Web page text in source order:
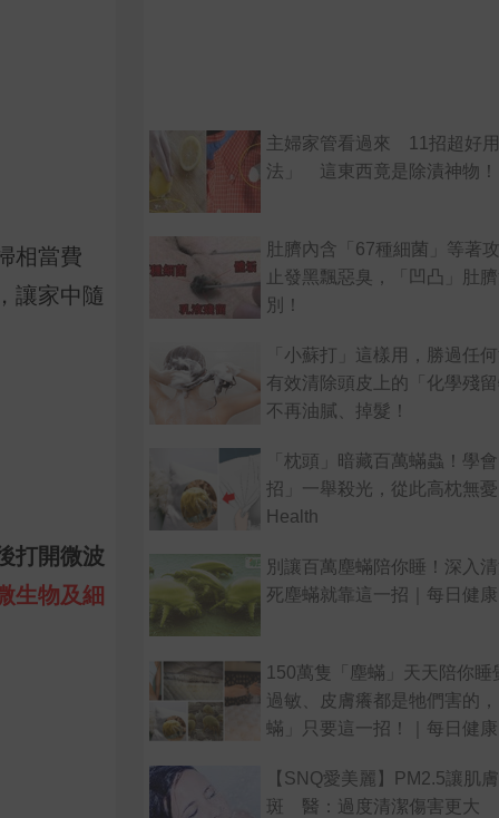
相當費
讓家中隨
打開微波
生物及細
主婦家管看過來 11招超好
法」 這東西竟是除漬神物！
肚臍內含「67種細菌」等著
止發黑飄惡臭，「凹凸」肚
別！
「小蘇打」這樣用，勝過任
有效清除頭皮上的「化學殘
不再油膩、掉髮！
「枕頭」暗藏百萬蟎蟲！學
招」一舉殺光，從此高枕無
Health
別讓百萬塵蟎陪你睡！深入
死塵蟎就靠這一招｜每日健康
150萬隻「塵蟎」天天陪你睡
過敏、皮膚癢都是牠們害的
蟎」只要這一招！｜每日健
【SNQ愛美麗】PM2.5讓肌
斑 醫：過度清潔傷害更大